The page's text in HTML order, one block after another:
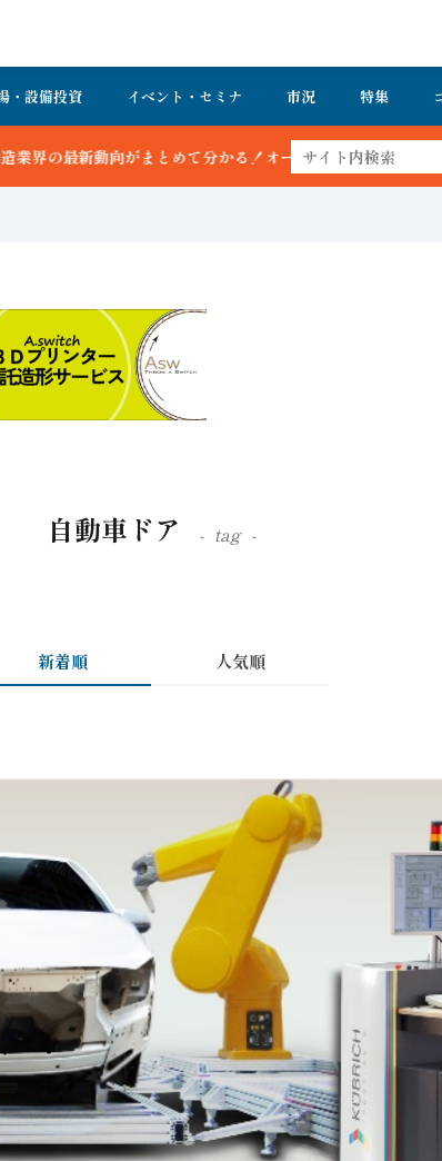
・設備投資 イベント・セミナ 市況 特集
て分かる！オートメーション新聞 最新号＆バックナンバーを
自動車ドア tag
新着順 人気順